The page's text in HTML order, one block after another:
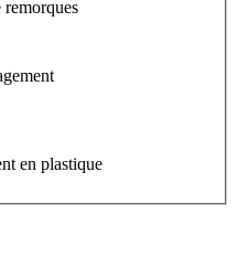
remorques
en plastique